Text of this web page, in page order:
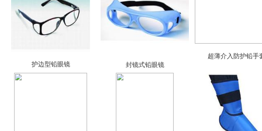
单面防护柔软型铅围裙
成人型牙科防护铅围裙